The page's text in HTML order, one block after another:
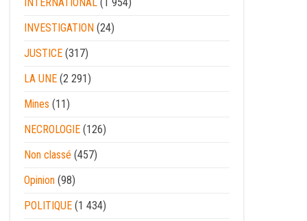
INVESTIGATION (24)
JUSTICE (317)
LA UNE (2 291)
Mines (11)
NECROLOGIE (126)
Non classé (457)
Opinion (98)
POLITIQUE (1 434)